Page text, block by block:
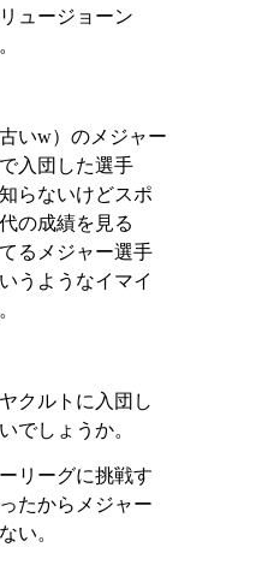
ュージョーン
いw）のメジャー
入団した選手
らないけどスポ
の成績を見る
るメジャー選手
うようなイマイ
クルトに入団し
でしょうか。
リーグに挑戦す
たからメジャー
い。